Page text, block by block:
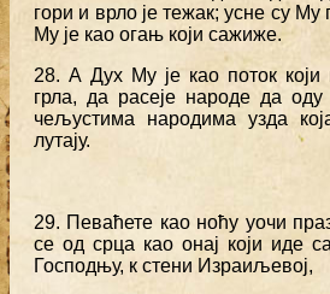
гори и врло је тежак; усне су Му
Му је као огањ који сажиже.
28. А Дух Му је као поток
грла, да расеје народе да
чељустима народима узда
лутају.
29. Певаћете као ноћу уочи
се од срца као онај који иде
Господњу, к стени Израиљевој,